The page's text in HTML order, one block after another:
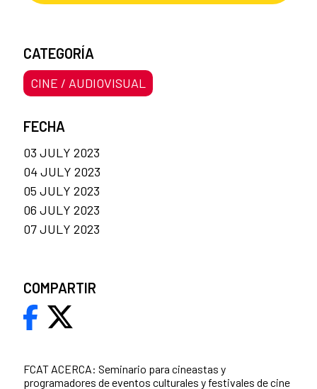
FCAT ACERCA: Seminario para cineastas y
programadores de eventos culturales y festivales de cine
CATEGORÍA
CINE / AUDIOVISUAL
FECHA
03 JULY 2023
04 JULY 2023
05 JULY 2023
06 JULY 2023
07 JULY 2023
COMPARTIR